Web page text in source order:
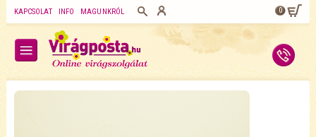
KAPCSOLAT INFO MAGUNKRÓL 0